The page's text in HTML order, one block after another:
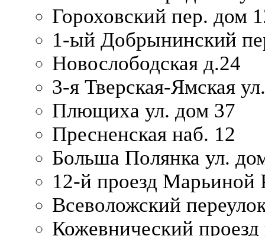
Гороховский пер. дом
1-ый Добрынинский
Новослободская д.24
3-я Тверская-Ямская
Плющиха ул. дом 37
Пресненская наб. 12
Больша Полянка ул.
12-й проезд Марьиной
Всеволожский
Кожевнический проезд